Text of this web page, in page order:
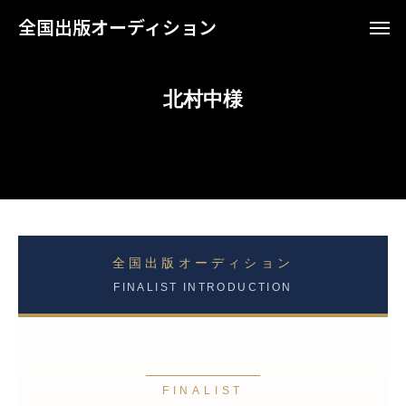
全国出版オーディション
北村中様
全国出版オーディション
FINALIST INTRODUCTION
FINALIST